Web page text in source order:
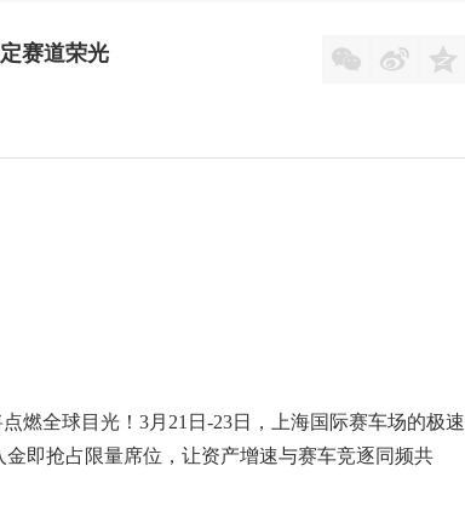
赛道荣光   
燃全球目光！3月21日-23日，上海国际赛车场的极速
即抢占限量席位，让资产增速与赛车竞逐同频共